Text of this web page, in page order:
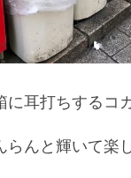
耳打ちするコ
んと輝いて楽